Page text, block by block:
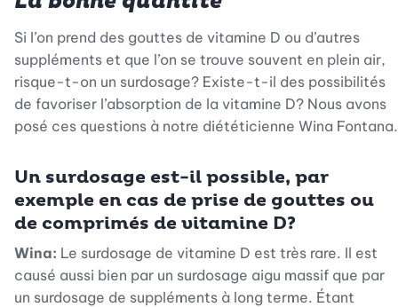
Si l’on prend des gouttes de vitamine D ou d’autres
suppléments et que l’on se trouve souvent en plein air,
risque-t-on un surdosage? Existe-t-il des possibilités
de favoriser l’absorption de la vitamine D? Nous avons
posé ces questions à notre diététicienne Wina Fontana.
Un surdosage est-il possible, par
exemple en cas de prise de gouttes ou
de comprimés de vitamine D?
Wina: Le surdosage de vitamine D est très rare. Il est
causé aussi bien par un surdosage aigu massif que par
un surdosage de suppléments à long terme. Étant